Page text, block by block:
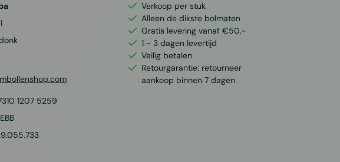
1207 5259
Verkoop per stuk
Alleen de dikste bolmaten
Gratis levering vanaf €50,-
1 - 3 dagen levertijd
Veilig betalen
Retourgarantie: retourneer
aankoop binnen 7 dagen